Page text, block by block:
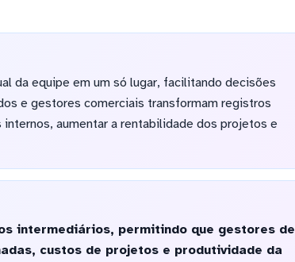
da equipe em um só lugar, facilitando decisões
e gestores comerciais transformam registros
aumentar a rentabilidade dos projetos e
intermediários, permitindo que gestores de
custos de projetos e produtividade da